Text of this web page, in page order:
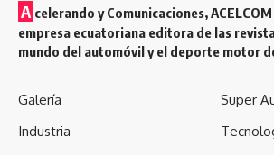
A celerando y Comunicaciones, ACELCOM
empresa ecuatoriana editora de las
mundo del automóvil y el deporte motor
Galería
Industria
Super